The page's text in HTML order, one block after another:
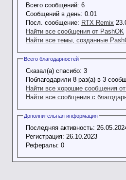
Всего сообщений: 6
Сообщений в день: 0.01
Посл. сообщение: RTX Remix
Найти все сообщения от PashOK
Найти все темы, созданные
Всего благодарностей
Сказал(а) спасибо: 3
Поблагодарили 8 раз(а) в 3
Найти все хорошие сообщения
Найти все сообщения с
Дополнительная информация
Последняя активность:
Регистрация: 26.10.2023
Рефералы: 0